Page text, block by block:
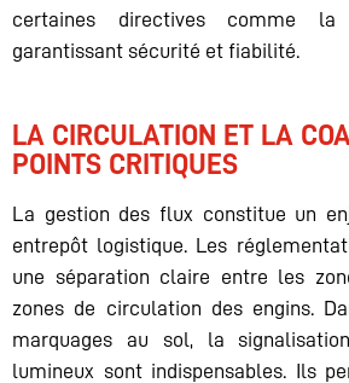
certaines directives comme la
garantissant sécurité et fiabilité.
LA CIRCULATION ET LA
POINTS CRITIQUES
La gestion des flux constitue un
entrepôt logistique. Les
une séparation claire entre les
zones de circulation des engins.
marquages au sol, la
lumineux sont indispensables. Ils